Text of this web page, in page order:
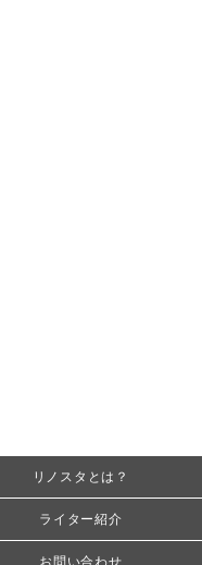
リノスタとは？
ライター紹介
お問い合わせ